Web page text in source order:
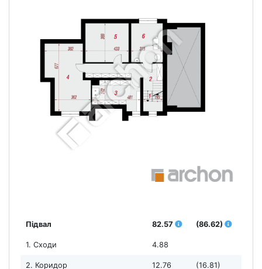
Підвал 82.57 (86.62)
1. Сходи 4.88
2. Коридор 12.76 (16.81)